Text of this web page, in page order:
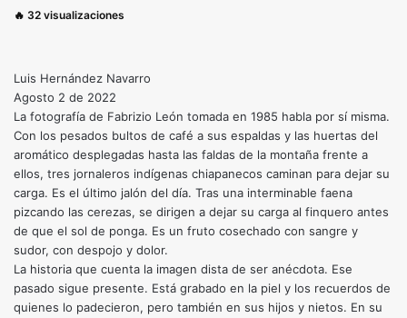
🔥 32 visualizaciones
Luis Hernández Navarro
Agosto 2 de 2022
La fotografía de Fabrizio León tomada en 1985 habla por sí misma.
Con los pesados bultos de café a sus espaldas y las huertas del
aromático desplegadas hasta las faldas de la montaña frente a
ellos, tres jornaleros indígenas chiapanecos caminan para dejar su
carga. Es el último jalón del día. Tras una interminable faena
pizcando las cerezas, se dirigen a dejar su carga al finquero antes
de que el sol de ponga. Es un fruto cosechado con sangre y
sudor, con despojo y dolor.
La historia que cuenta la imagen dista de ser anécdota. Ese
pasado sigue presente. Está grabado en la piel y los recuerdos de
quienes lo padecieron, pero también en sus hijos y nietos. En su